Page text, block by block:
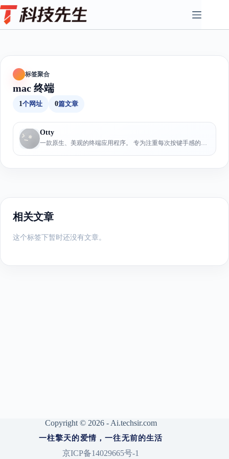
Skip
to
content
标签聚合
mac 终端
1个网址 0篇文章
Otty
一款原生、美观的终端应用程序。 专为注重每次按键手感的用户而设计...
相关文章
这个标签下暂时还没有文章。
Copyright © 2026 - Ai.techsir.com
一柱擎天的爱情，一往无前的生活
京ICP备14029665号-1